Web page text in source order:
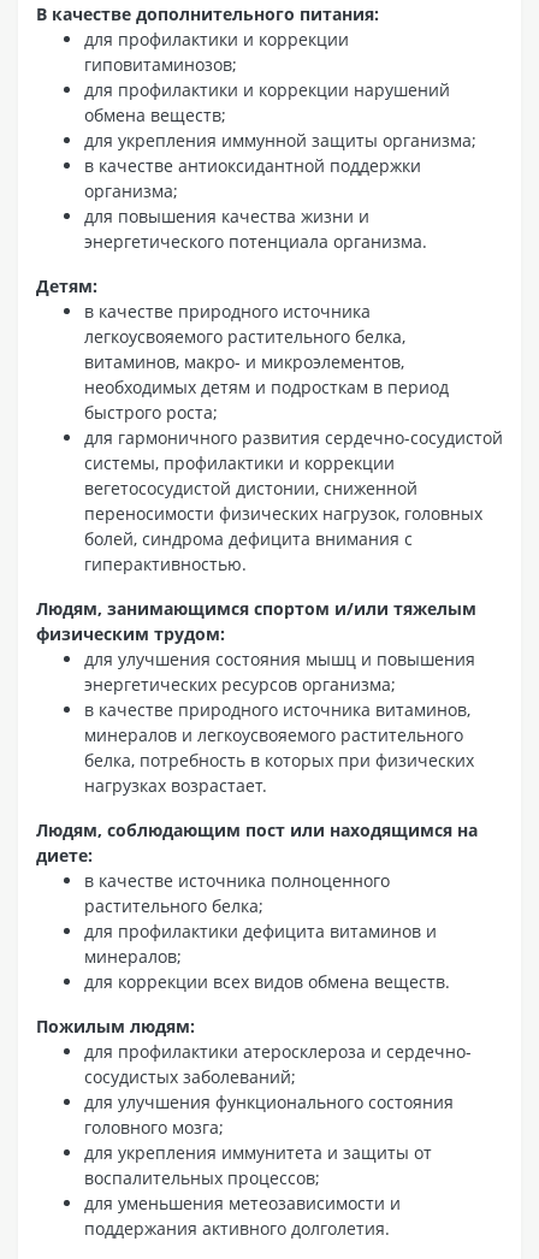
В качестве дополнительного питания:
для профилактики и коррекции
гиповитаминозов;
для профилактики и коррекции нарушений
обмена веществ;
для укрепления иммунной защиты организма;
в качестве антиоксидантной поддержки
организма;
для повышения качества жизни и
энергетического потенциала организма.
Детям:
в качестве природного источника
легкоусвояемого растительного белка,
витаминов, макро- и микроэлементов,
необходимых детям и подросткам в период
быстрого роста;
для гармоничного развития сердечно-сосудистой
системы, профилактики и коррекции
вегетососудистой дистонии, сниженной
переносимости физических нагрузок, головных
болей, синдрома дефицита внимания с
гиперактивностью.
Людям, занимающимся спортом и/или тяжелым
физическим трудом:
для улучшения состояния мышц и повышения
энергетических ресурсов организма;
в качестве природного источника витаминов,
минералов и легкоусвояемого растительного
белка, потребность в которых при физических
нагрузках возрастает.
Людям, соблюдающим пост или находящимся на
диете:
в качестве источника полноценного
растительного белка;
для профилактики дефицита витаминов и
минералов;
для коррекции всех видов обмена веществ.
Пожилым людям:
для профилактики атеросклероза и сердечно-
сосудистых заболеваний;
для улучшения функционального состояния
головного мозга;
для укрепления иммунитета и защиты от
воспалительных процессов;
для уменьшения метеозависимости и
поддержания активного долголетия.